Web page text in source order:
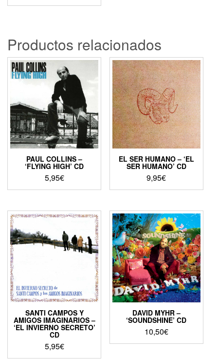
Productos relacionados
PAUL COLLINS –
‘FLYING HIGH’ CD
5,95€
EL SER HUMANO – ‘EL
SER HUMANO’ CD
9,95€
SANTI CAMPOS Y
AMIGOS IMAGINARIOS –
‘EL INVIERNO SECRETO’
CD
5,95€
DAVID MYHR –
‘SOUNDSHINE’ CD
10,50€